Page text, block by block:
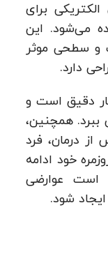
برای
می‌شود. این
و سطحی موثر
دارد.
دقیق است و
ببرد. همچنین،
درمان، فرد
خود ادامه
است عوارضی
شود.